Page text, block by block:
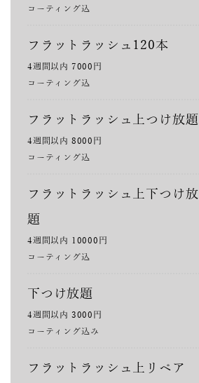
コーティング込
フラットラッシュ120本
4週間以内 7000円
コーティング込
フラットラッシュ上つけ放題
4週間以内 8000円
コーティング込
フラットラッシュ上下つけ放
題
4週間以内 10000円
コーティング込
下つけ放題
4週間以内 3000円
コーティング込み
フラットラッシュ上リペア